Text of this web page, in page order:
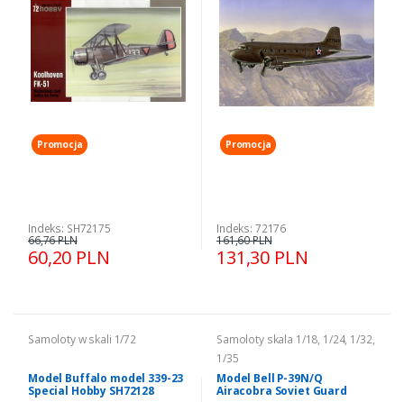
Promocja
Indeks: SH72175
60,20 PLN
66,76 PLN
Promocja
Indeks: 72176
131,30 PLN
161,60 PLN
Samoloty w skali 1/72
Model Buffalo model 339-23
Special Hobby SH72128
Samoloty skala 1/18, 1/24, 1/32,
1/35
Model Bell P-39N/Q
Airacobra Soviet Guard